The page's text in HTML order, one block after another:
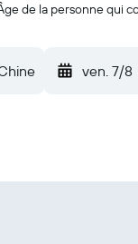
de la personne qui
ven. 7/8